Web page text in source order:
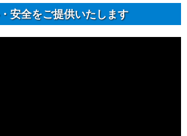
安全をご提供いたします